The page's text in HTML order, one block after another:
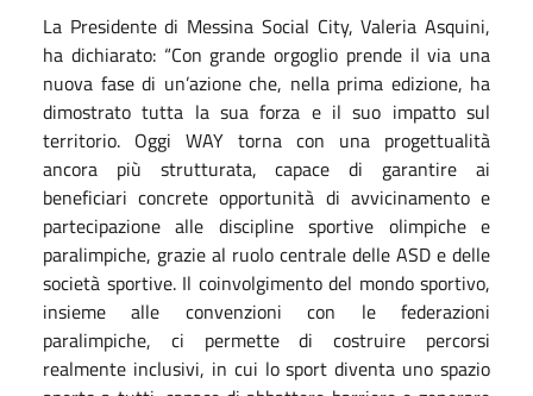
La Presidente di Messina Social City, Valeria Asquini,
ha dichiarato: “Con grande orgoglio prende il via una
nuova fase di un’azione che, nella prima edizione, ha
dimostrato tutta la sua forza e il suo impatto sul
territorio. Oggi WAY torna con una progettualità
ancora più strutturata, capace di garantire ai
beneficiari concrete opportunità di avvicinamento e
partecipazione alle discipline sportive olimpiche e
paralimpiche, grazie al ruolo centrale delle ASD e delle
società sportive. Il coinvolgimento del mondo sportivo,
insieme alle convenzioni con le federazioni
paralimpiche, ci permette di costruire percorsi
realmente inclusivi, in cui lo sport diventa uno spazio